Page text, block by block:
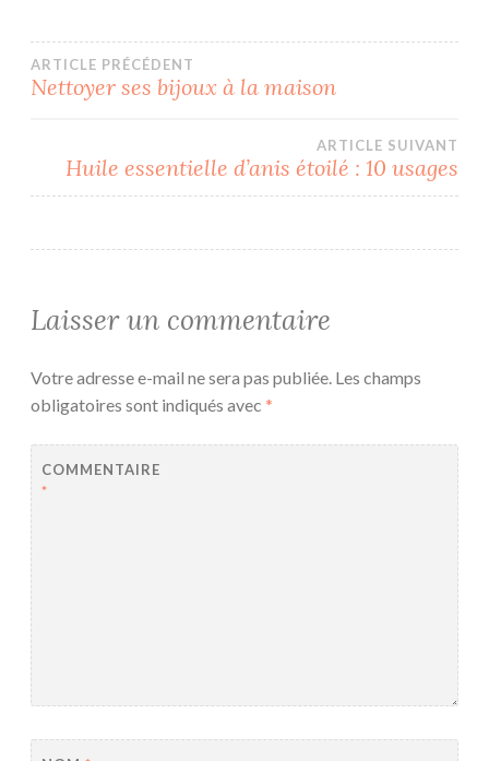
Navigation
l’article
ARTICLE PRÉCÉDENT
Nettoyer ses bijoux à la maison
ARTICLE SUIVANT
Huile essentielle d’anis étoilé : 10 usages
Laisser un commentaire
Votre adresse e-mail ne sera pas publiée. Les champs
obligatoires sont indiqués avec *
COMMENTAIRE
*